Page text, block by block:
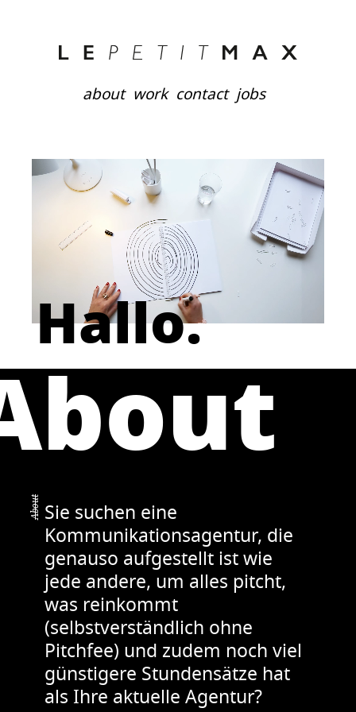
about work contact jobs
Hallo.
About Sie suchen eine
Kommunikationsagentur, die
genauso aufgestellt ist wie
jede andere, um alles pitcht,
was reinkommt
(selbstverständlich ohne
Pitchfee) und zudem noch viel
günstigere Stundensätze hat
als Ihre aktuelle Agentur?